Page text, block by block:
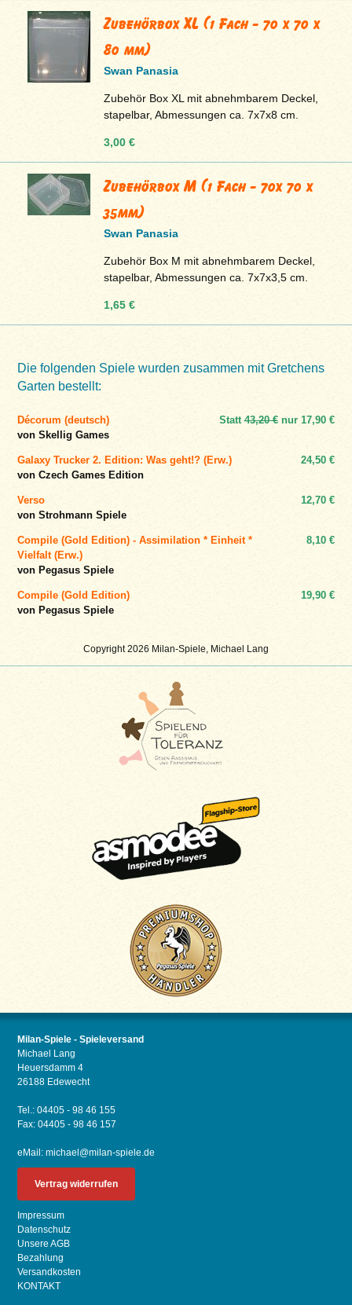
Copyright 2026 Milan-Spiele, Michael Lang
Zubehörbox XL (1 Fach - 70 x 70 x
80 mm)
Swan Panasia
Zubehör Box XL mit abnehmbarem Deckel,
stapelbar, Abmessungen ca. 7x7x8 cm.
3,00 €
Zubehörbox M (1 Fach - 70x 70 x
35mm)
Swan Panasia
Zubehör Box M mit abnehmbarem Deckel,
stapelbar, Abmessungen ca. 7x7x3,5 cm.
1,65 €
Die folgenden Spiele wurden zusammen mit Gretchens
Garten bestellt:
Décorum (deutsch)
von Skellig Games
Statt43,20 €nur 17,90 €
Galaxy Trucker 2. Edition: Was geht!? (Erw.)
von Czech Games Edition
24,50 €
Verso
von Strohmann Spiele
12,70 €
Compile (Gold Edition) - Assimilation * Einheit *
Vielfalt (Erw.)
von Pegasus Spiele
8,10 €
Compile (Gold Edition)
von Pegasus Spiele
19,90 €
Milan-Spiele - Spieleversand
Michael Lang
Heuersdamm 4
26188 Edewecht
Tel.: 04405 - 98 46 155
Fax: 04405 - 98 46 157
eMail:michael@milan-spiele.de
Vertrag widerrufen
Impressum
Datenschutz
Unsere AGB
Bezahlung
Versandkosten
KONTAKT